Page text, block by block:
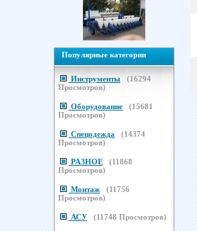
Популярные категории
Инструменты (16294
Просмотров)
Оборудование (15681
Просмотров)
Спецодежда (14374
Просмотров)
РАЗНОЕ (11868
Просмотров)
Монтаж (11756
Просмотров)
АСУ (11748 Просмотров)